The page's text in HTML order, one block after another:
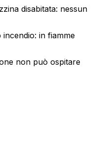
disabitata: nessun
in fiamme
non può ospitare